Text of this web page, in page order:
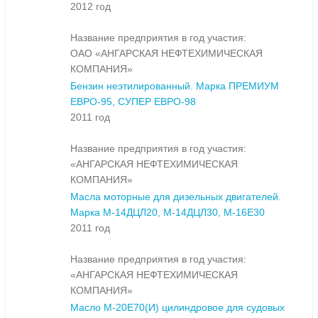
2012 год
Название предприятия в год участия:
ОАО «АНГАРСКАЯ НЕФТЕХИМИЧЕСКАЯ
КОМПАНИЯ»
Бензин неэтилированный. Марка ПРЕМИУМ
ЕВРО-95, СУПЕР ЕВРО-98
2011 год
Название предприятия в год участия:
«АНГАРСКАЯ НЕФТЕХИМИЧЕСКАЯ
КОМПАНИЯ»
Масла моторные для дизельных двигателей.
Марка М-14ДЦЛ20, М-14ДЦЛ30, М-16Е30
2011 год
Название предприятия в год участия:
«АНГАРСКАЯ НЕФТЕХИМИЧЕСКАЯ
КОМПАНИЯ»
Масло М-20Е70(И) цилиндровое для судовых